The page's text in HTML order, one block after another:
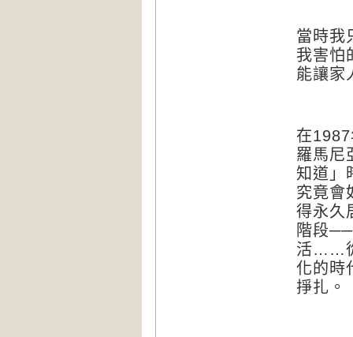
當時我
我害怕
能讓家
在1987
羅馬尼
知道」
究竟會
得永久
階段
活……
化的時
掙扎。